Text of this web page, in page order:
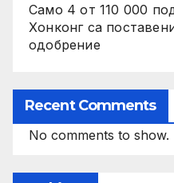
Само 4 от 110 000
Хонконг са
одобрение
Recent Comments
No comments to show.